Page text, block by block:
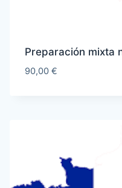
Preparación mixta
90,00 €